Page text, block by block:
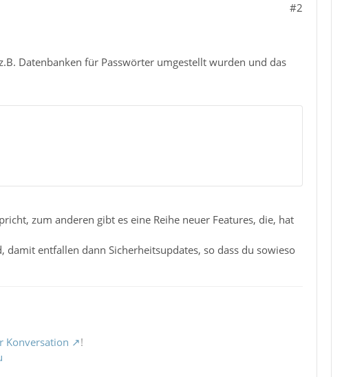
#2
Datenbanken für Passwörter umgestellt wurden und das
zum anderen gibt es eine Reihe neuer Features, die, hat
entfallen dann Sicherheitsupdates, so dass du sowieso
Konversation
!